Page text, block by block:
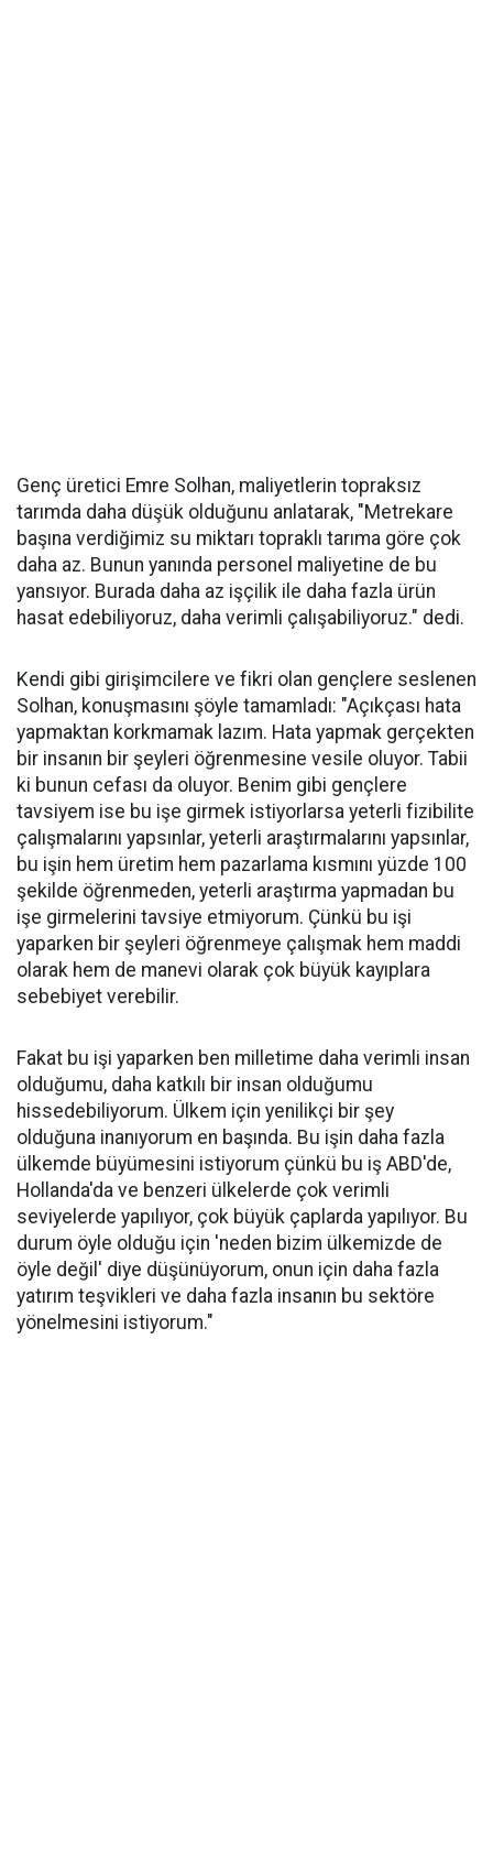
Genç üretici Emre Solhan, maliyetlerin topraksız
tarımda daha düşük olduğunu anlatarak, "Metrekare
başına verdiğimiz su miktarı topraklı tarıma göre çok
daha az. Bunun yanında personel maliyetine de bu
yansıyor. Burada daha az işçilik ile daha fazla ürün
hasat edebiliyoruz, daha verimli çalışabiliyoruz." dedi.
Kendi gibi girişimcilere ve fikri olan gençlere seslenen
Solhan, konuşmasını şöyle tamamladı: "Açıkçası hata
yapmaktan korkmamak lazım. Hata yapmak gerçekten
bir insanın bir şeyleri öğrenmesine vesile oluyor. Tabii
ki bunun cefası da oluyor. Benim gibi gençlere
tavsiyem ise bu işe girmek istiyorlarsa yeterli fizibilite
çalışmalarını yapsınlar, yeterli araştırmalarını yapsınlar,
bu işin hem üretim hem pazarlama kısmını yüzde 100
şekilde öğrenmeden, yeterli araştırma yapmadan bu
işe girmelerini tavsiye etmiyorum. Çünkü bu işi
yaparken bir şeyleri öğrenmeye çalışmak hem maddi
olarak hem de manevi olarak çok büyük kayıplara
sebebiyet verebilir.
Fakat bu işi yaparken ben milletime daha verimli insan
olduğumu, daha katkılı bir insan olduğumu
hissedebiliyorum. Ülkem için yenilikçi bir şey
olduğuna inanıyorum en başında. Bu işin daha fazla
ülkemde büyümesini istiyorum çünkü bu iş ABD'de,
Hollanda'da ve benzeri ülkelerde çok verimli
seviyelerde yapılıyor, çok büyük çaplarda yapılıyor. Bu
durum öyle olduğu için 'neden bizim ülkemizde de
öyle değil' diye düşünüyorum, onun için daha fazla
yatırım teşvikleri ve daha fazla insanın bu sektöre
yönelmesini istiyorum."